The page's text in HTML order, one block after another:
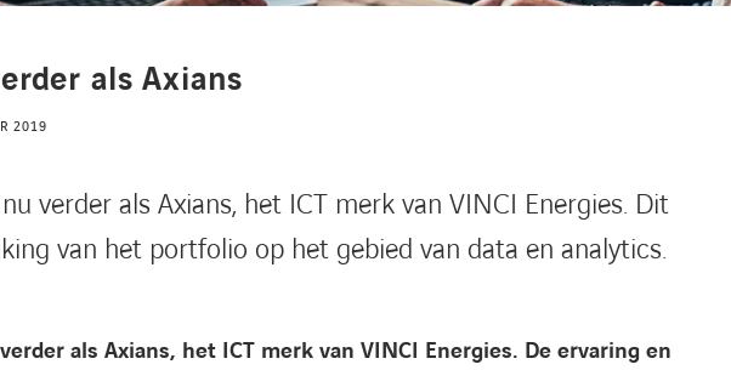
als Axians
2019
verder als Axians, het ICT merk van VINCI Energies. Dit
van het portfolio op het gebied van data en analytics.
als Axians, het ICT merk van VINCI Energies. De ervaring en